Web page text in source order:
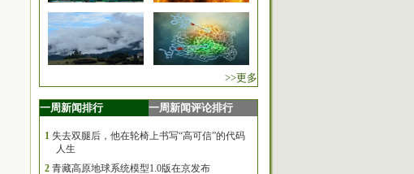
>>更多
一周新闻排行 一周新闻评论排行
1 失去双腿后，他在轮椅上书写“高可信”的代码
人生
2 青藏高原地球系统模型1.0版在京发布